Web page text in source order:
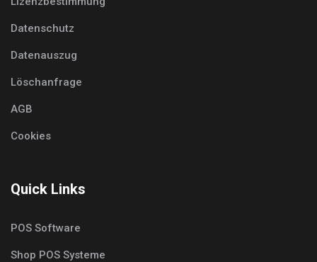
Datenschutz
Datenauszug
Löschanfrage
AGB
Cookies
Quick Links
POS Software
Shop POS Systeme